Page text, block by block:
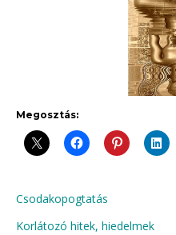
Megosztás:
Csodakopogtatás
Korlátozó hitek, hiedelmek